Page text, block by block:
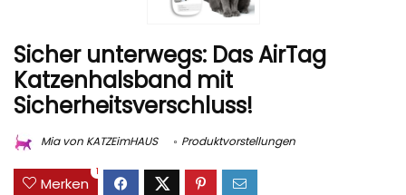
Sicher unterwegs: Das AirTag
Katzenhalsband mit
Sicherheitsverschluss!
Mia von KATZEimHAUS Produktvorstellungen
Merken
1